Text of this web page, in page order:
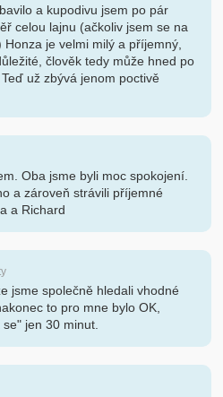
a kupodivu jsem po pár
celou lajnu (ačkoliv jsem se na
je velmi milý a příjemný,
člověk tedy může hned po
už zbývá jenom poctivě
Oba jsme byli moc spokojení.
a zároveň strávili příjemné
a Richard
jsme společně hledali vhodné
to pro mne bylo OK,
jen 30 minut.